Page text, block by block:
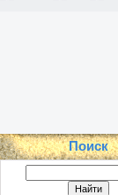
Поиск